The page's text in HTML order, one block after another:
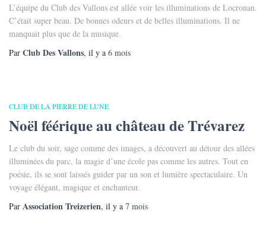
L’équipe du Club des Vallons est allée voir les illuminations de Locronan.
C’était super beau. De bonnes odeurs et de belles illuminations. Il ne
manquait plus que de la musique.
Par Club Des Vallons, il y a 6 mois
CLUB DE LA PIERRE DE LUNE
Noël féérique au château de Trévarez
Le club du soir, sage comme des images, a découvert au détour des allées
illuminées du parc, la magie d’une école pas comme les autres. Tout en
poésie, ils se sont laissés guider par un son et lumière spectaculaire. Un
voyage élégant, magique et enchanteur.
Par Association Treizerien, il y a 7 mois